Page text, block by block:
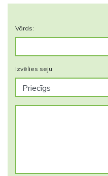
Vārds:
Izvēlies seju: